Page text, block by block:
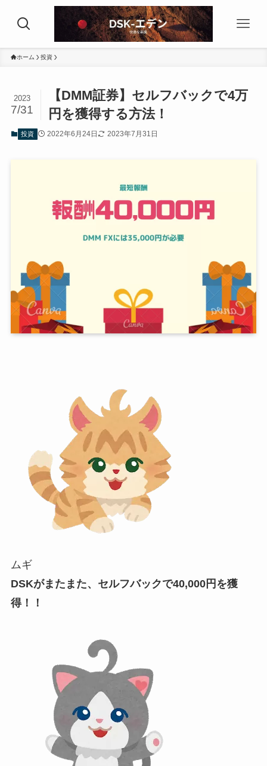
ホーム 投資
【DMM証券】セルフバックで4万
円を獲得する方法！
2023
7/31
投資 2022年6月24日 2023年7月31日
ムギ
DSKがまたまた、セルフバックで40,000円を獲
得！！